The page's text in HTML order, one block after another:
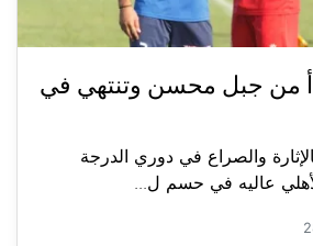
من جبل محسن وتنتهي في
والصراع في دوري الدرجة
الأهلي عاليه في حسم ل...